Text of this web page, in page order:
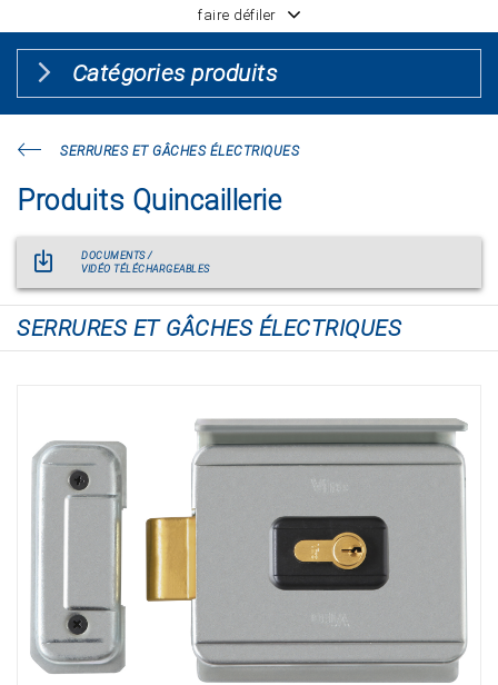
faire défiler
Catégories produits
SERRURES ET GÂCHES ÉLECTRIQUES
Produits Quincaillerie
DOCUMENTS /
VIDÉO TÉLÉCHARGEABLES
SERRURES ET GÂCHES ÉLECTRIQUES